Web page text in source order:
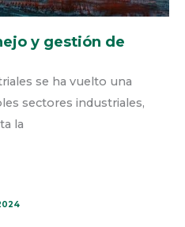
y gestión de
se ha vuelto una
sectores industriales,
la